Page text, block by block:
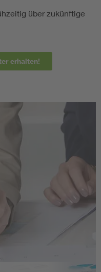
über zukünftige
erhalten!